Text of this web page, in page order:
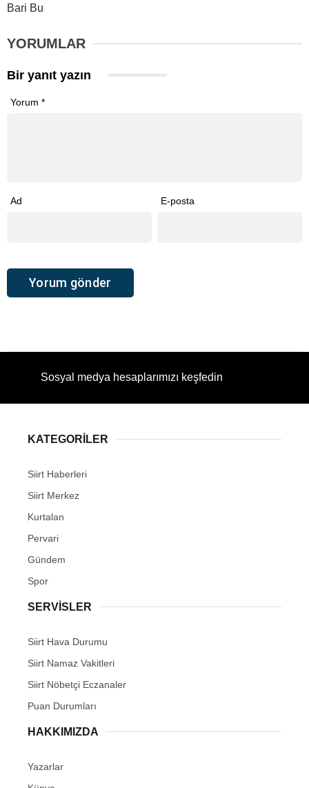
Bari Bu
YORUMLAR
Bir yanıt yazın
Yorum *
Ad E-posta
Sosyal medya hesaplarımızı keşfedin
KATEGORİLER
Siirt Haberleri
Siirt Merkez
Kurtalan
Pervari
Gündem
Spor
SERVİSLER
Siirt Hava Durumu
Siirt Namaz Vakitleri
Siirt Nöbetçi Eczanaler
Puan Durumları
HAKKIMIZDA
Yazarlar